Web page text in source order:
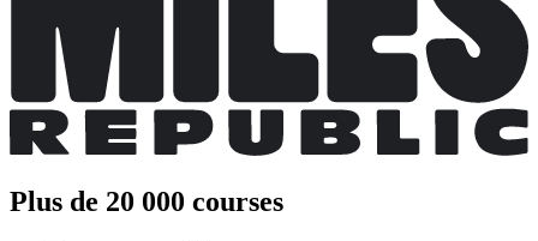
Plus de 20 000 courses